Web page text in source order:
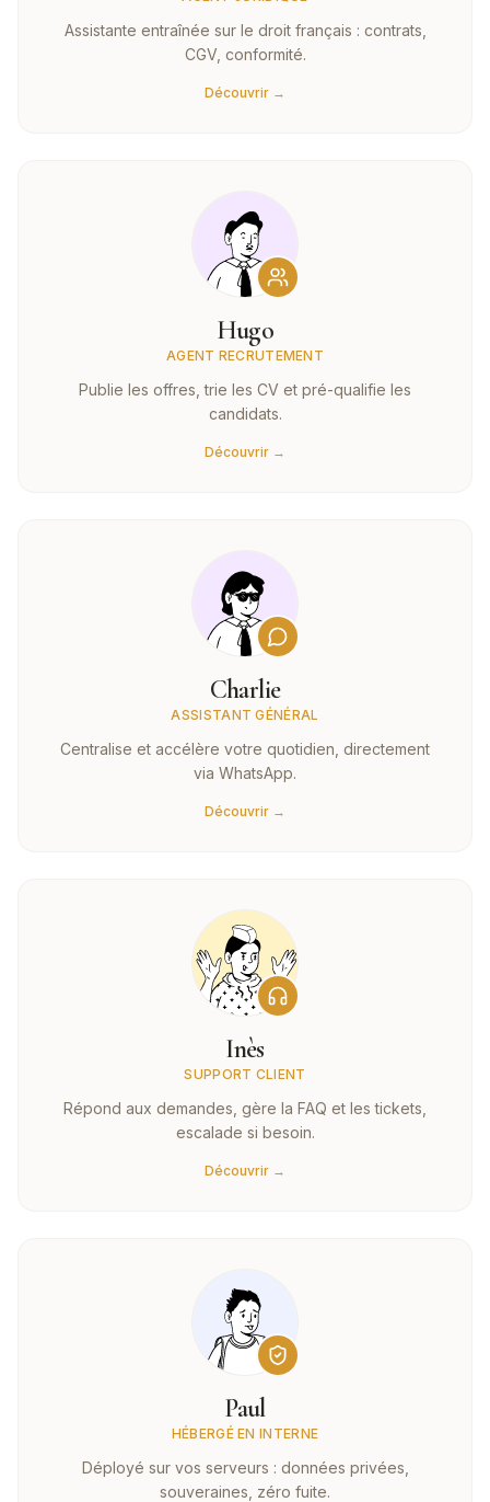
Assistante entraînée sur le droit français : contrats,
CGV, conformité.
Découvrir →
Hugo
AGENT RECRUTEMENT
Publie les offres, trie les CV et pré-qualifie les
candidats.
Découvrir →
Charlie
ASSISTANT GÉNÉRAL
Centralise et accélère votre quotidien, directement
via WhatsApp.
Découvrir →
Inès
SUPPORT CLIENT
Répond aux demandes, gère la FAQ et les tickets,
escalade si besoin.
Découvrir →
Paul
HÉBERGÉ EN INTERNE
Déployé sur vos serveurs : données privées,
souveraines, zéro fuite.